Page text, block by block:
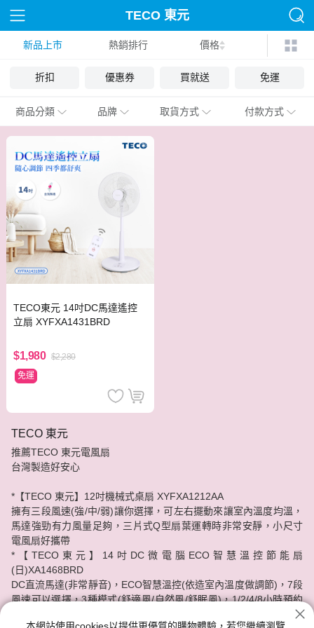
TECO 東元
新品上市 熱銷排行 價格
折扣 優惠券 買就送 免運
商品分類 品牌 取貨方式 付款方式
TECO東元 14吋DC馬達遙控
立扇 XYFXA1431BRD
$1,980 $2,280
免運
TECO 東元
推薦TECO 東元電風扇
台灣製造好安心
*【TECO 東元】12吋機械式桌扇 XYFXA1212AA
擁有三段風速(強/中/弱)讓你選擇，可左右擺動來讓室內溫度均溫，
馬達強勁有力風量足夠，三片式Q型扇葉運轉時非常安靜，小尺寸
電風扇好攜帶
*【TECO東元】14吋DC微電腦ECO智慧溫控節能扇
(日)XA1468BRD
DC直流馬達(非常靜音)，ECO智慧溫控(依造室內溫度做調節)，7段
風速可以選擇，3種模式(舒適風/自然風/舒眠風)，1/2/4/8小時預約